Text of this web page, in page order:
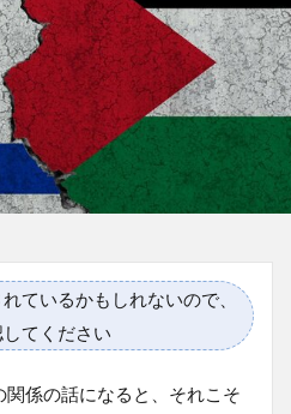
ているかもしれないので、
してください
係の話になると、それこそ